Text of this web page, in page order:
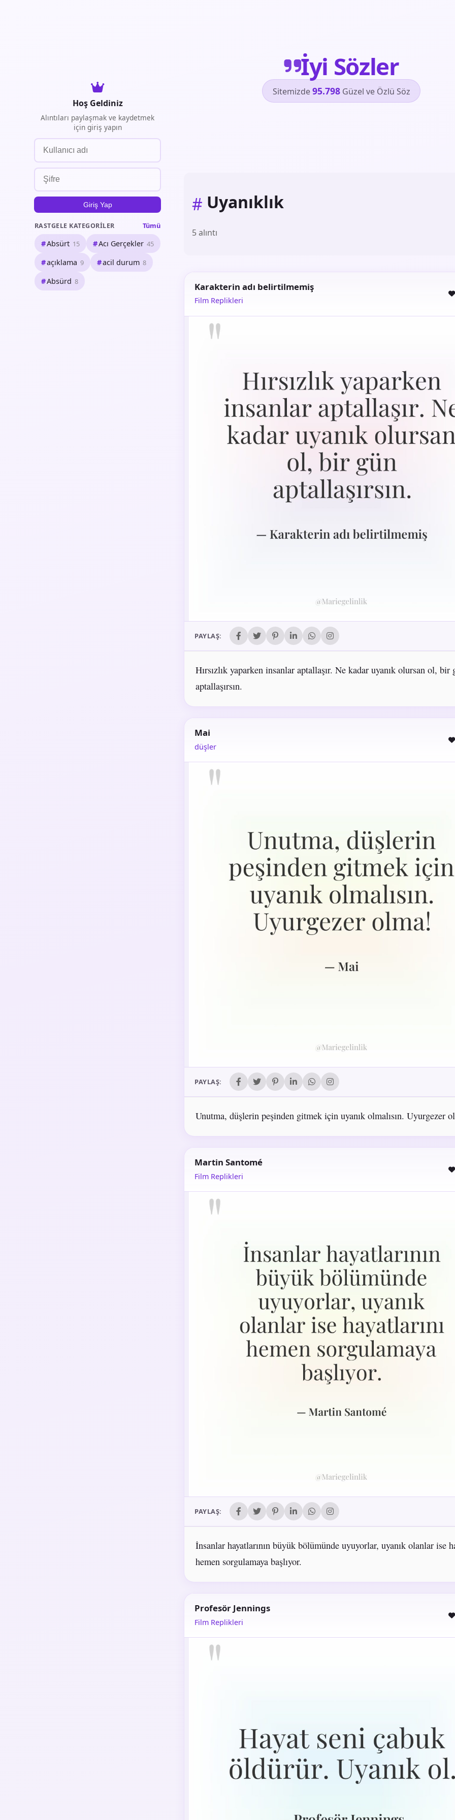
İyi Sözler
Sitemizde95.798Güzel ve Özlü Söz
Hoş Geldiniz
Alıntıları paylaşmak ve kaydetmek
için giriş yapın
Giriş Yap
RASTGELE KATEGORILER Tümü
Absürt 15 Acı Gerçekler 45
açıklama 9 acil durum 8
Absürd 8
# Uyanıklık
5 alıntı
Karakterin adı belirtilmemiş
Film Replikleri
PAYLAŞ:
Hırsızlık yaparken insanlar aptallaşır. Ne kadar uyanık olursan ol, bir
aptallaşırsın.
Mai
düşler
PAYLAŞ:
Unutma, düşlerin peşinden gitmek için uyanık olmalısın. Uyurgezer
Martin Santomé
Film Replikleri
PAYLAŞ:
İnsanlar hayatlarının büyük bölümünde uyuyorlar, uyanık olanlar ise
hemen sorgulamaya başlıyor.
Profesör Jennings
Film Replikleri